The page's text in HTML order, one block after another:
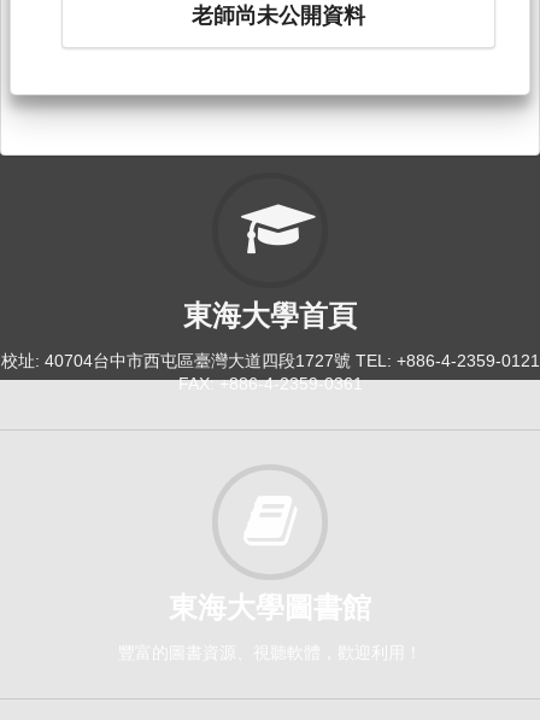
老師尚未公開資料
東海大學首頁
校址: 40704台中市西屯區臺灣大道四段1727號 TEL: +886-4-2359-0121
FAX: +886-4-2359-0361
東海大學圖書館
豐富的圖書資源、視聽軟體，歡迎利用！